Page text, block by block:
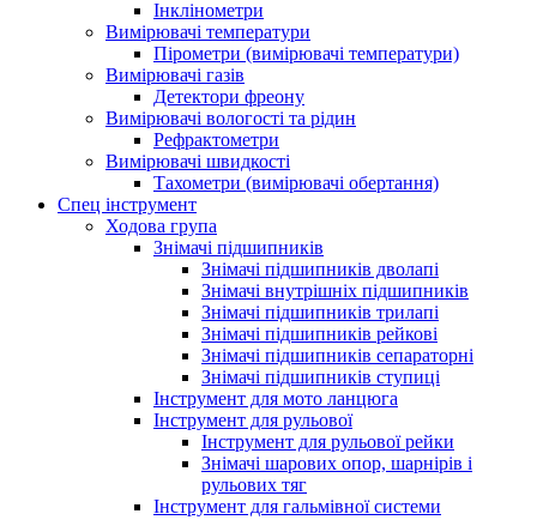
Інклінометри
Вимірювачі температури
Пірометри (вимірювачі температури)
Вимірювачі газів
Детектори фреону
Вимірювачі вологості та рідин
Рефрактометри
Вимірювачі швидкості
Тахометри (вимірювачі обертання)
Спец інструмент
Ходова група
Знімачі підшипників
Знімачі підшипників дволапі
Знімачі внутрішніх підшипників
Знімачі підшипників трилапі
Знімачі підшипників рейкові
Знімачі підшипників сепараторні
Знімачі підшипників ступиці
Інструмент для мото ланцюга
Інструмент для рульової
Інструмент для рульової рейки
Знімачі шарових опор, шарнірів і
рульових тяг
Інструмент для гальмівної системи